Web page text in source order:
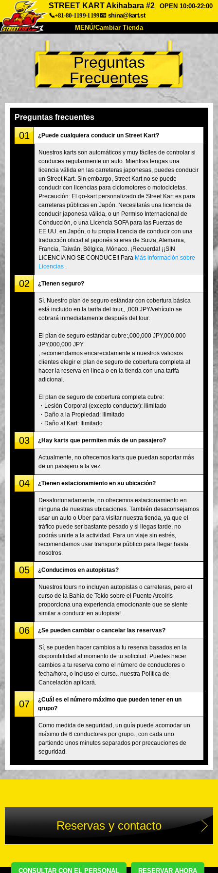
STREET KART Akihabara #2
OPEN 10:00-22:00
📞+81-80-1199-1199📧 shina@kart.st
MENÚ/Cambiar Tienda
INICIO
Acerca de Especificaciones Precios
Acceso Testimonios Preguntas Frecuentes
Cambiar Tienda
Tokyo Shinagawa
Tokyo Shibuya Annex Tokyo Bay
Tokyo Asakusa Osaka
Okinawa
CONSULTAR CON EL PERSONAL RESERVAR AHORA
Preguntas
Frecuentes
Preguntas frecuentes
01 ¿Puede cualquiera conducir un Street Kart?
Nuestros karts son automáticos y muy fáciles de controlar si
conduces regularmente un auto. Mientras tengas una
licencia válida en las carreteras japonesas, puedes conducir
un Street Kart. Sin embargo, Street Kart no se puede
conducir con licencias para ciclomotores o motocicletas.
Precaución: El go-kart personalizado de Street Kart es para
carreteras públicas en Japón. Necesitarás una licencia de
conducir japonesa válida, o un Permiso Internacional de
Conducción, o una Licencia SOFA para las Fuerzas de
EE.UU. en Japón, o tu propia licencia de conducir con una
traducción oficial al japonés si eres de Suiza, Alemania,
Francia, Taiwán, Bélgica, Mónaco. ¡Recuerda! ¡¡SIN
LICENCIA NO SE CONDUCE!! Para Más información sobre
Licencias
02 ¿Tienen seguro?
Sí. Nuestro plan de seguro estándar con cobertura básica
está incluido en la tarifa del tour,, ,000 JPY/vehículo se
cobrará inmediatamente después del tour.
El plan de seguro estándar cubre:,000,000 JPY,000,000
JPY,000,000 JPY
, recomendamos encarecidamente a nuestros valiosos
clientes elegir el plan de seguro de cobertura completa al
hacer la reserva en línea o en la tienda con una tarifa
adicional.
El plan de seguro de cobertura completa cubre:
・Lesión Corporal (excepto conductor): Ilimitado
・Daño a la Propiedad: Ilimitado
・Daño al Kart: Ilimitado
03 ¿Hay karts que permiten más de un pasajero?
Actualmente, no ofrecemos karts que puedan soportar más
de un pasajero a la vez.
04 ¿Tienen estacionamiento en su ubicación?
Desafortunadamente, no ofrecemos estacionamiento en
ninguna de nuestras ubicaciones. También desaconsejamos
usar un auto o Uber para visitar nuestra tienda, ya que el
tráfico puede ser bastante pesado y si llegas tarde, no
podrás unirte a la actividad. Para un viaje sin estrés,
recomendamos usar transporte público para llegar hasta
nosotros.
05 ¿Conducimos en autopistas?
Nuestros tours no incluyen autopistas o carreteras, pero el
curso de la Bahía de Tokio sobre el Puente Arcoíris
proporciona una experiencia emocionante que se siente
similar a conducir en autopista!.
06 ¿Se pueden cambiar o cancelar las reservas?
Sí, se pueden hacer cambios a tu reserva basados en la
disponibilidad al momento de tu solicitud. Puedes hacer
cambios a tu reserva como el número de conductores o
fecha/hora, o incluso el curso., nuestra Política de
Cancelación aplicará.
07
¿Cuál es el número máximo que pueden tener en un
grupo?
Como medida de seguridad, un guía puede acomodar un
máximo de 6 conductores por grupo., con cada uno
partiendo unos minutos separados por precauciones de
seguridad.
Reservas y contacto